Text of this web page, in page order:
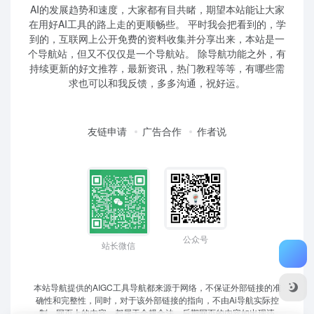
AI的发展趋势和速度，大家都有目共睹，期望本站能让大家
在用好AI工具的路上走的更顺畅些。 平时我会把看到的，学
到的，互联网上公开免费的资料收集并分享出来，本站是一
个导航站，但又不仅仅是一个导航站。 除导航功能之外，有
持续更新的好文推荐，最新资讯，热门教程等等，有哪些需
求也可以和我反馈，多多沟通，祝好运。
友链申请 广告合作 作者说
站长微信
公众号
本站导航提供的AIGC工具导航都来源于网络，不保证外部链接的准
确性和完整性，同时，对于该外部链接的指向，不由Ai导航实际控